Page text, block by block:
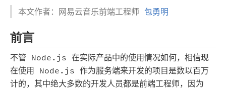
本文作者：网易云音乐前端工程师 包勇明
前言
不管 Node.js 在实际产品中的使用情况如何，相信现
在使用 Node.js 作为服务端来开发的项目是数以百万
计的，其中绝大多数的开发人员都是前端工程师，因为